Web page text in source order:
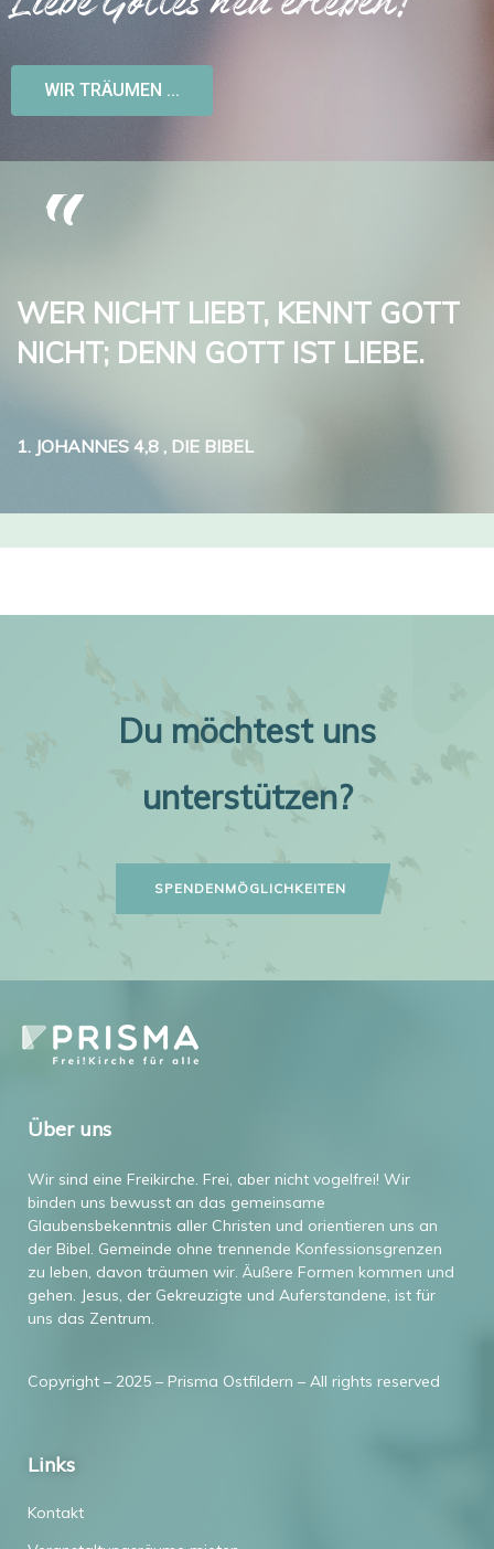
WIR TRÄUMEN ...
“
FÜR DIE FREIHEIT HAT CHRISTUS
UNS FREI GEMACHT.
1. JOHANNES 4,8 , DIE BIBEL
Du möchtest uns
unterstützen?
SPENDENMÖGLICHKEITEN
Über uns
Wir sind eine Freikirche. Frei, aber nicht vogelfrei! Wir
binden uns bewusst an das gemeinsame
Glaubensbekenntnis aller Christen und orientieren uns an
der Bibel. Gemeinde ohne trennende Konfessionsgrenzen
zu leben, davon träumen wir. Äußere Formen kommen und
gehen. Jesus, der Gekreuzigte und Auferstandene, ist für
uns das Zentrum.
Copyright – 2025 – Prisma Ostfildern – All rights reserved
Links
Kontakt